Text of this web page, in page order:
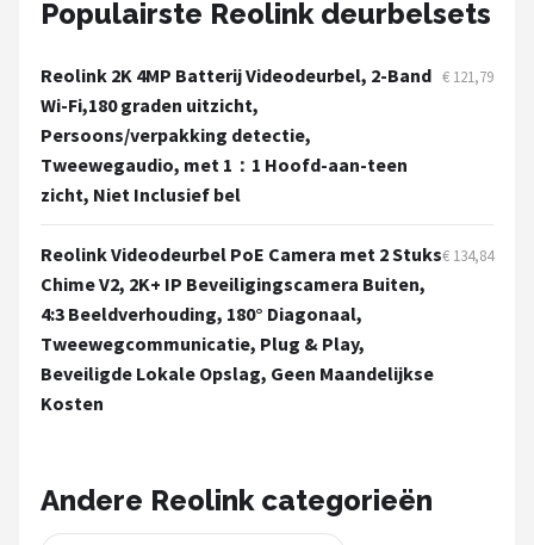
Populairste Reolink deurbelsets
Reolink 2K 4MP Batterij Videodeurbel, 2-Band
Wi-Fi,180 graden uitzicht,
Persoons/verpakking detectie,
Tweewegaudio, met 1：1 Hoofd-aan-teen
zicht, Niet Inclusief bel
€ 121,79
Reolink Videodeurbel PoE Camera met 2 Stuks
Chime V2, 2K+ IP Beveiligingscamera Buiten,
4:3 Beeldverhouding, 180° Diagonaal,
Tweewegcommunicatie, Plug & Play,
Beveiligde Lokale Opslag, Geen Maandelijkse
Kosten
€ 134,84
Andere Reolink categorieën